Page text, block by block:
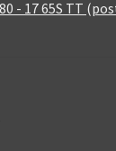
- 17 65S TT